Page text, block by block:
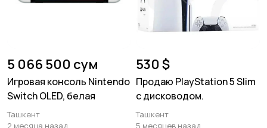
5 066 500 сум
Игровая консоль Nintendo
Switch OLED, белая
Ташкент
2 месяца назад
530 $
Продаю PlayStation 5 Slim
с дисководом.
Ташкент
5 месяцев назад